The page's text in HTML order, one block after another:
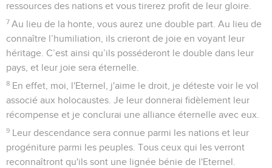
ressources des nations et vous tirerez profit de leur gloire.
7 Au lieu de la honte, vous aurez une double part. Au lieu de
connaître l’humiliation, ils crieront de joie en voyant leur
héritage. C’est ainsi qu’ils posséderont le double dans leur
pays, et leur joie sera éternelle.
8 En effet, moi, l'Eternel, j'aime le droit, je déteste voir le vol
associé aux holocaustes. Je leur donnerai fidèlement leur
récompense et je conclurai une alliance éternelle avec eux.
9 Leur descendance sera connue parmi les nations et leur
progéniture parmi les peuples. Tous ceux qui les verront
reconnaîtront qu'ils sont une lignée bénie de l'Eternel.